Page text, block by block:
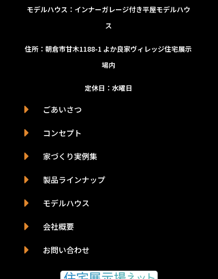
モデルハウス：インナーガレージ付き平屋モデルハウ
ス
住所：朝倉市甘木1188-1 よか良家ヴィレッジ住宅展示
場内
定休日：水曜日
ごあいさつ
コンセプト
家づくり実例集
製品ラインナップ
モデルハウス
会社概要
お問い合わせ